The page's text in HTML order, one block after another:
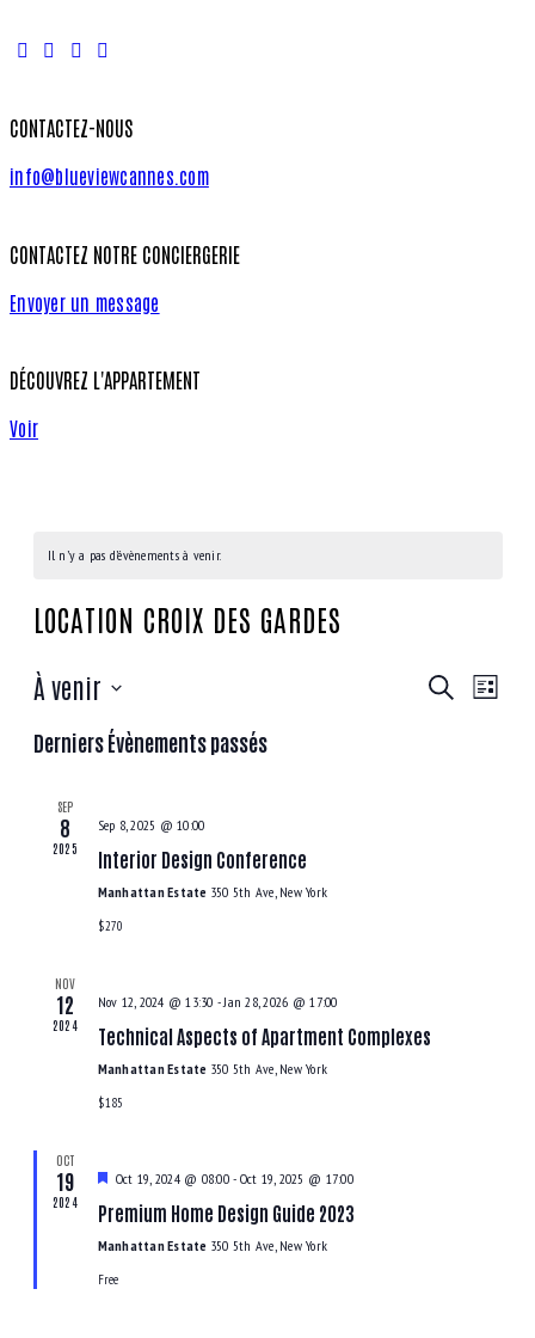
CONTACTEZ-NOUS
info@blueviewcannes.com
CONTACTEZ NOTRE CONCIERGERIE
Envoyer un message
DÉCOUVREZ L'APPARTEMENT
Voir
Il n’y a pas d’évènements à venir.
LOCATION CROIX DES GARDES
Recherche
Liste
À venir
une
Derniers Évènements passés
SEP
8
2025
Sep 8, 2025 @ 10:00
Interior Design Conference
Manhattan Estate 350 5th Ave, New York
$270
NOV
12
2024
Nov 12, 2024 @ 13:30 -Jan 28, 2026 @ 17:00
Technical Aspects of Apartment Complexes
Manhattan Estate 350 5th Ave, New York
$185
OCT
19
2024
Mis
avant
Oct 19, 2024 @ 08:00- Oct 19, 2025 @ 17:00
Premium Home Design Guide 2023
Manhattan Estate 350 5th Ave, New York
Free